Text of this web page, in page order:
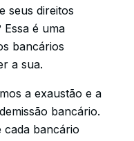
seus direitos
é uma
bancários
a sua.
a exaustão e a
bancário.
cada bancário